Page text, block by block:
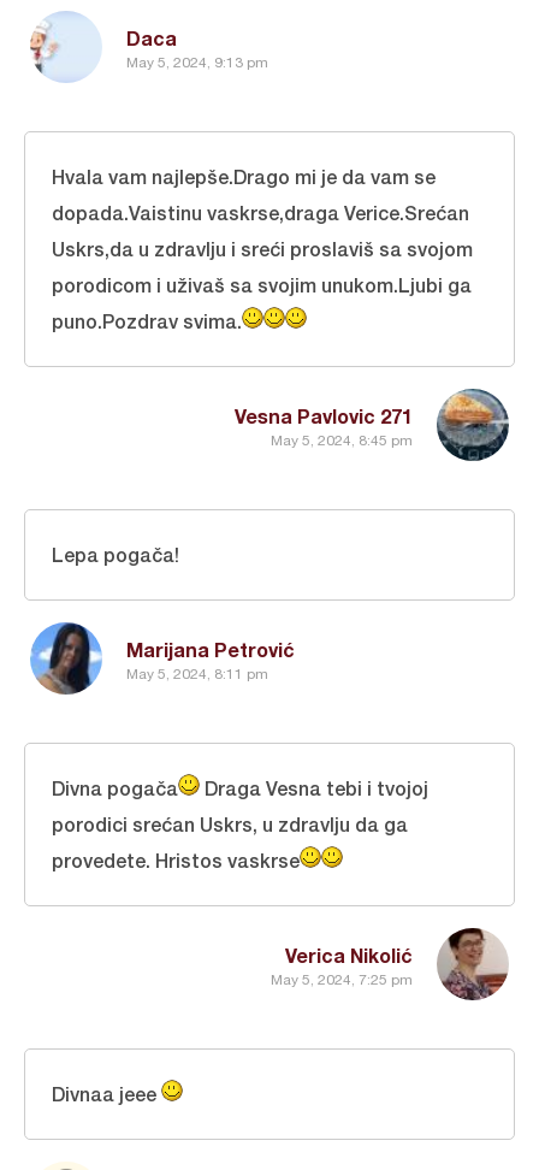
Daca
May 5, 2024, 9:13 pm
Vesna Pavlovic 271
May 5, 2024, 8:45 pm
Hvala vam najlepše.Drago mi je da vam se
dopada.Vaistinu vaskrse,draga Verice.Srećan
Uskrs,da u zdravlju i sreći proslaviš sa svojom
porodicom i uživaš sa svojim unukom.Ljubi ga
puno.Pozdrav svima.
Marijana Petrović
May 5, 2024, 8:11 pm
Lepa pogača!
Verica Nikolić
May 5, 2024, 7:25 pm
Divna pogača
Draga Vesna tebi i tvojoj
porodici srećan Uskrs, u zdravlju da ga
provedete. Hristos vaskrse
Divnaa jeee